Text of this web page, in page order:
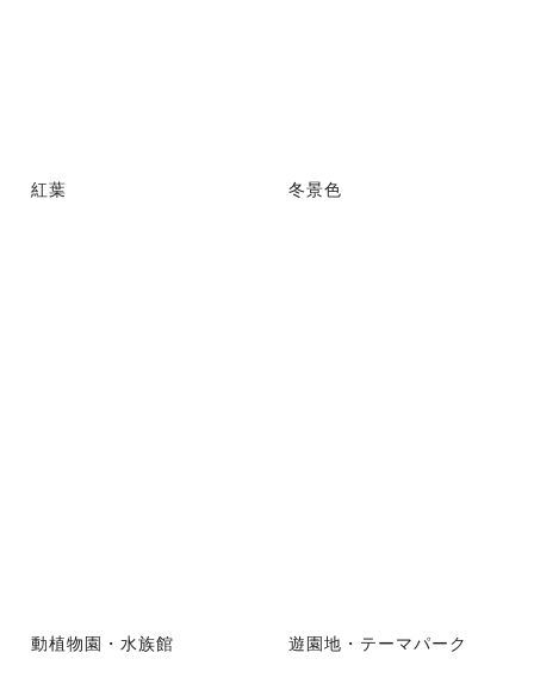
紅葉 冬景色
動植物園・水族館 遊園地・テーマパーク